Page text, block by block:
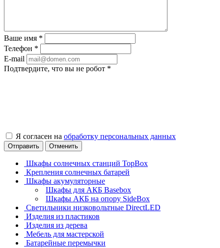
Ваше имя *
Телефон *
E-mail
Подтвердите, что вы не робот *
Я согласен на обработку персональных данных
Отправить Отменить
Шкафы солнечных станций TopBox
Крепления солнечных батарей
Шкафы акумуляторные
Шкафы для АКБ Basebox
Шкафы АКБ на опору SideBox
Светильники низковольтные DirectLED
Изделия из пластиков
Изделия из дерева
Мебель для мастерской
Батарейные перемычки